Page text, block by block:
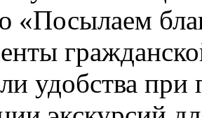
«Посылаем
удобства при